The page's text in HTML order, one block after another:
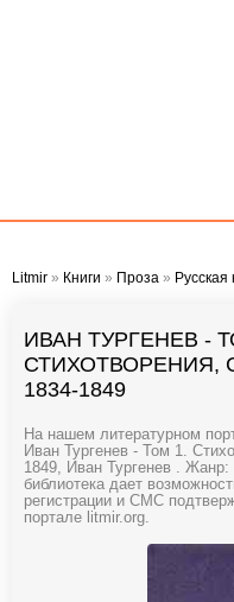
Litmir » Книги » Проза » Русская
ИВАН ТУРГЕНЕВ -
СТИХОТВОРЕНИЯ,
1834-1849
На нашем литературном
Иван Тургенев - Том 1.
1849, Иван Тургенев .
библиотека дает
регистрации и СМС
портале litmir.org.